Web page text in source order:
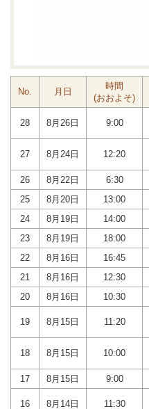
No. 月日
時間
(おおよそ)
28 8月26日 9:00
27 8月24日 12:20
26 8月22日 6:30
25
8月20日 13:00
24
8月19日 14:00
23
8月19日 18:00
22
8月16日 16:45
21
8月16日 12:30
20
8月16日 10:30
19 8月15日 11:20
18 8月15日 10:00
17 8月15日 9:00
16 8月14日 11:30